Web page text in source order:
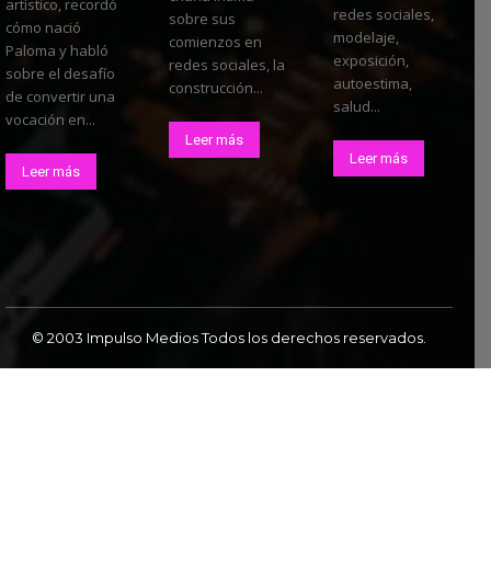
artístico, recordó
cómo nació
Paloma y habló
sobre el desafío
de convertir una
vocación en...
Leer más
sobre sus
comienzos en
redes sociales, la
construcción...
Leer más
redes sociales,
modelaje,
exposición,
autoestima,
salud...
Leer más
© 2003 Impulso Medios Todos los derechos reservados.